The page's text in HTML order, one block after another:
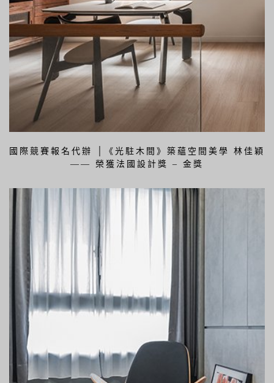
國際競賽報名代辦 │《光駐木間》築蘊空間美學 林佳穎
—— 榮獲法國設計獎 – 金獎